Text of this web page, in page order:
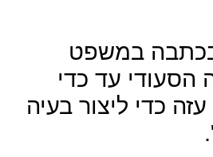
בכתבה במשפט
עד כדי
כדי ליצור בעיה